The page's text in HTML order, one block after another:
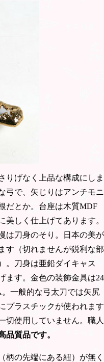
りげなく上品な構成にしま
弓で、矢じりはアンチモニ
だとか。台座は木質MDF
美しく仕上げてあります。
は刀身のそり。日本の美が
す（切れませんが鋭利な部
。刀身は亜鉛ダイキャス
ます。金色の装飾金具は24
一般的な弓太刀では矢尻
プラスチックが使われます
切使用していません。職人
品質品です。
の先端にある紐）が無く